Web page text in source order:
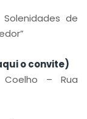
de
o convite)
Coelho – Rua